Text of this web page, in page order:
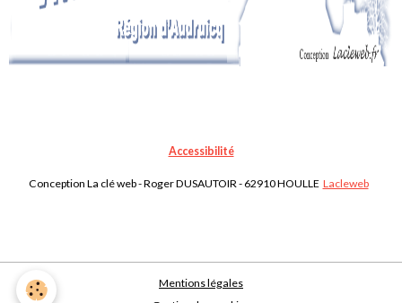
Accessibilité
Conception La clé web - Roger DUSAUTOIR - 62910 HOULLE Lacleweb
Mentions légales